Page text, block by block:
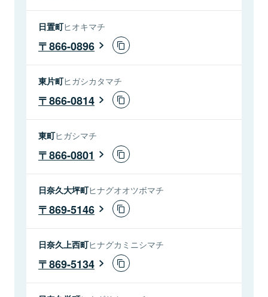
日置町ヒオキマチ
866-0896
東片町ヒガシカタマチ
866-0814
東町ヒガシマチ
866-0801
日奈久大坪町ヒナグオオツボマチ
869-5146
日奈久上西町ヒナグカミニシマチ
869-5134